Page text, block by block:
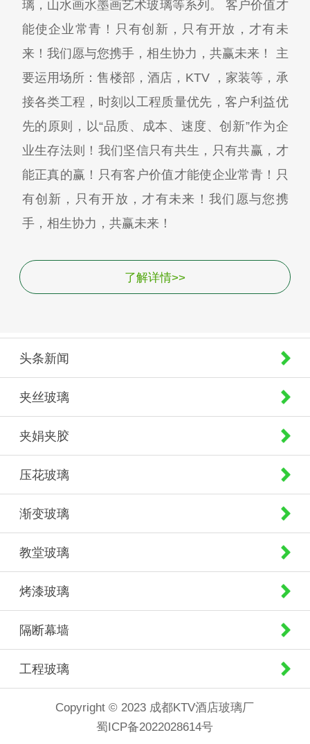
璃，山水画水墨画艺术玻璃等系列。 客户价值才
能使企业常青！只有创新，只有开放，才有未
来！我们愿与您携手，相生协力，共赢未来！ 主
要运用场所：售楼部，酒店，KTV ，家装等，承
接各类工程，时刻以工程质量优先，客户利益优
先的原则，以“品质、成本、速度、创新”作为企
业生存法则！我们坚信只有共生，只有共赢，才
能正真的赢！只有客户价值才能使企业常青！只
有创新，只有开放，才有未来！我们愿与您携
手，相生协力，共赢未来！
了解详情>>
头条新闻
夹丝玻璃
夹娟夹胶
压花玻璃
渐变玻璃
教堂玻璃
烤漆玻璃
隔断幕墙
工程玻璃
Copyright © 2023 成都KTV酒店玻璃厂
蜀ICP备2022028614号